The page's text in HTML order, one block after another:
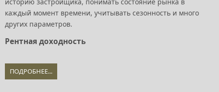
каждый момент времени, учитывать сезонность и много
других параметров.
Рентная доходность
ПОДРОБНЕЕ...